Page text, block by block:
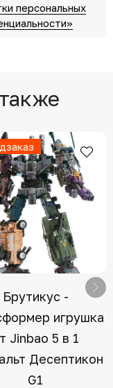
персональных
Брутикус -
игрушка
Jinbao 5 в 1
Десептикон
G1